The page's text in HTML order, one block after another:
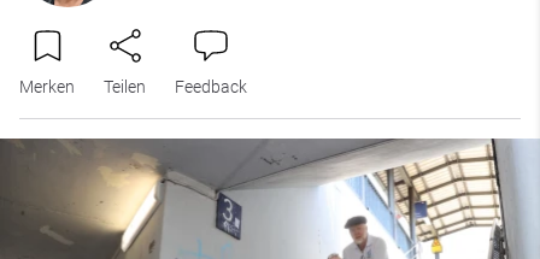
Merken Teilen Feedback